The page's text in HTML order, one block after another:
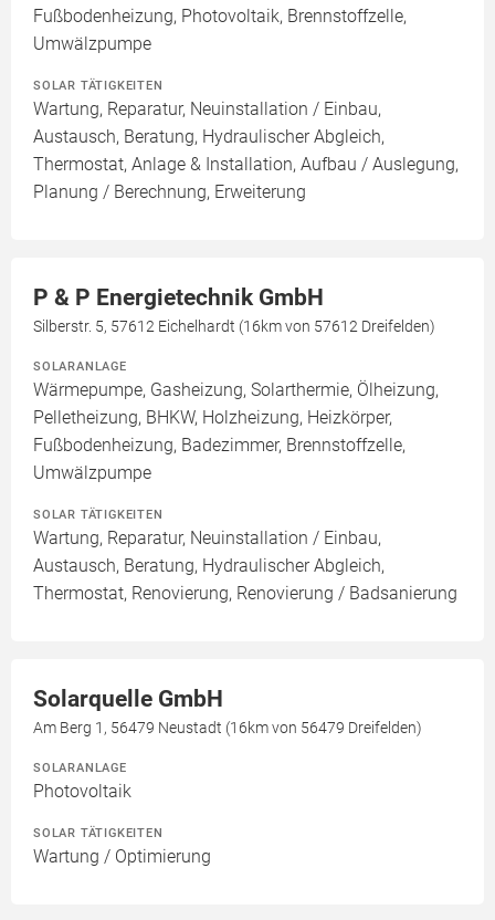
Fußbodenheizung, Photovoltaik, Brennstoffzelle,
Umwälzpumpe
SOLAR TÄTIGKEITEN
Wartung, Reparatur, Neuinstallation / Einbau,
Austausch, Beratung, Hydraulischer Abgleich,
Thermostat, Anlage & Installation, Aufbau / Auslegung,
Planung / Berechnung, Erweiterung
P & P Energietechnik GmbH
Silberstr. 5, 57612 Eichelhardt (16km von 57612 Dreifelden)
SOLARANLAGE
Wärmepumpe, Gasheizung, Solarthermie, Ölheizung,
Pelletheizung, BHKW, Holzheizung, Heizkörper,
Fußbodenheizung, Badezimmer, Brennstoffzelle,
Umwälzpumpe
SOLAR TÄTIGKEITEN
Wartung, Reparatur, Neuinstallation / Einbau,
Austausch, Beratung, Hydraulischer Abgleich,
Thermostat, Renovierung, Renovierung / Badsanierung
Solarquelle GmbH
Am Berg 1, 56479 Neustadt (16km von 56479 Dreifelden)
SOLARANLAGE
Photovoltaik
SOLAR TÄTIGKEITEN
Wartung / Optimierung